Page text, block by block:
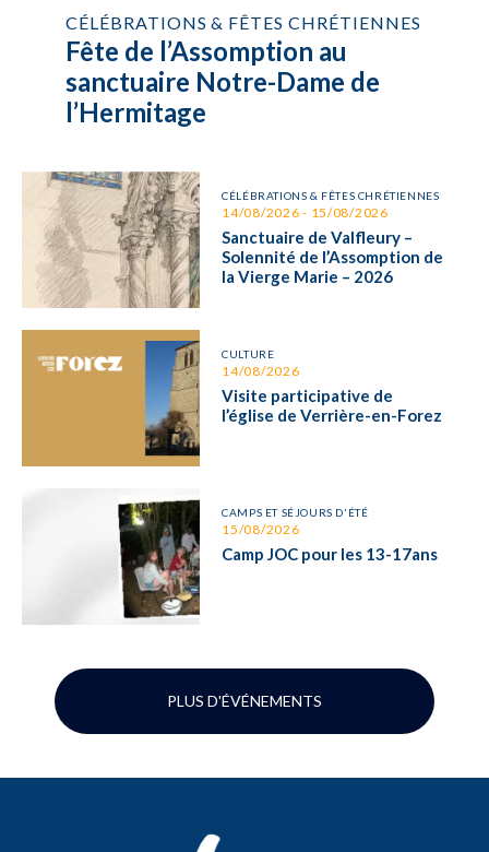
PLUS D'ÉVÉNEMENTS
CÉLÉBRATIONS & FÊTES CHRÉTIENNES
Fête de l’Assomption au
sanctuaire Notre-Dame de
l’Hermitage
CÉLÉBRATIONS & FÊTES CHRÉTIENNES
14/08/2026 - 15/08/2026
Sanctuaire de Valfleury –
Solennité de l’Assomption de
la Vierge Marie – 2026
CULTURE
14/08/2026
Visite participative de
l’église de Verrière-en-Forez
CAMPS ET SÉJOURS D'ÉTÉ
15/08/2026
Camp JOC pour les 13-17ans